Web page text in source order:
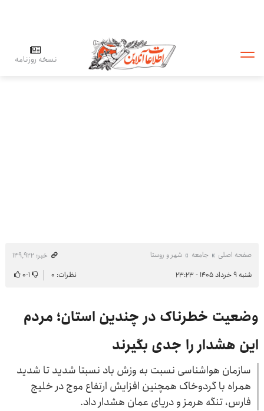
نسخه روزنامه
صفحه اصلی جامعه شهر و روستا
خبر: ۱۴۹٬۹۲۲
شنبه ۹ خرداد ۱۴۰۵ - ۲۳:۲۳
نظرات: ۰ ۱-۰
وضعیت خطرناک در چندین استان؛ مردم
این هشدار را جدی بگیرند
سازمان هواشناسی نسبت به وزش باد نسبتا شدید تا شدید
همراه با گردوخاک همچنین افزایش ارتفاع موج در خلیج
فارس، تنگه هرمز و دریای عمان هشدار داد.